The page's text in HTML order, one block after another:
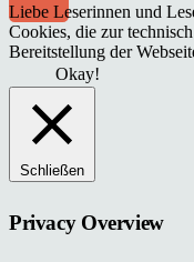
Liebe Leserinnen und
Cookies, die zur
Bereitstellung der
Okay!
Schließen
Privacy Overview